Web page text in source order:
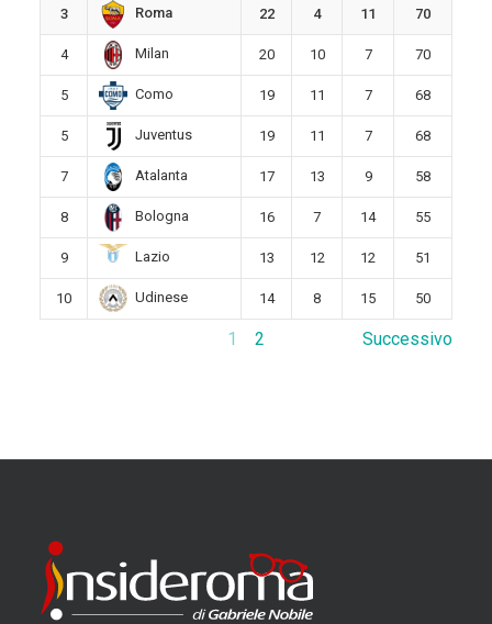
3 Roma 22 4 11 70
4 Milan 20 10 7 70
5 Como 19 11 7 68
5 Juventus 19 11 7 68
7 Atalanta 17 13 9 58
8 Bologna 16 7 14 55
9 Lazio 13 12 12 51
10 Udinese 14 8 15 50
1 2 Successivo